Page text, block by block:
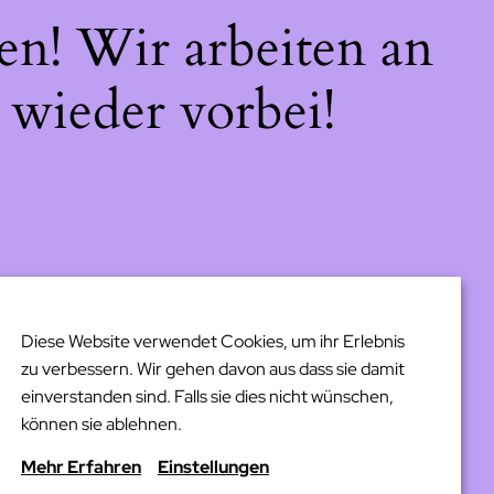
Wir arbeiten an
vorbei!
Diese Website verwendet Cookies, um ihr Erlebnis
zu verbessern. Wir gehen davon aus dass sie damit
einverstanden sind. Falls sie dies nicht wünschen,
können sie ablehnen.
Mehr Erfahren
Einstellungen